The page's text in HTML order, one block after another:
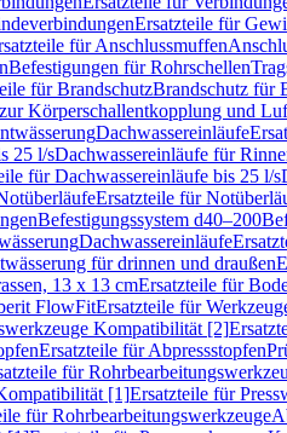
Ersatzteile für
für Anschlussmuffen
Befestigungen für Rohrschellen
für BrandschutzBrandschutz für
Körperschallentkopplung und
Dachwassereinläufe
25 l/sDachwassereinläufe für
für Dachwassereinläufe bis 25 l/s
Ersatzteile für
Befestigungssystem d40–200
Dachwassereinläufe
für drinnen und draußen
13 x 13 cmErsatzteile für
FlowFitErsatzteile für
Kompatibilität [2]
Ersatzteile für Abpressstopfen
für
[1]Ersatzteile für
für Rohrbearbeitungswerkzeuge